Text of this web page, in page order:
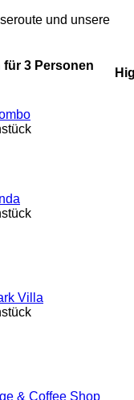
und unsere
für 3 Personen
Villa
& Coffee Shop